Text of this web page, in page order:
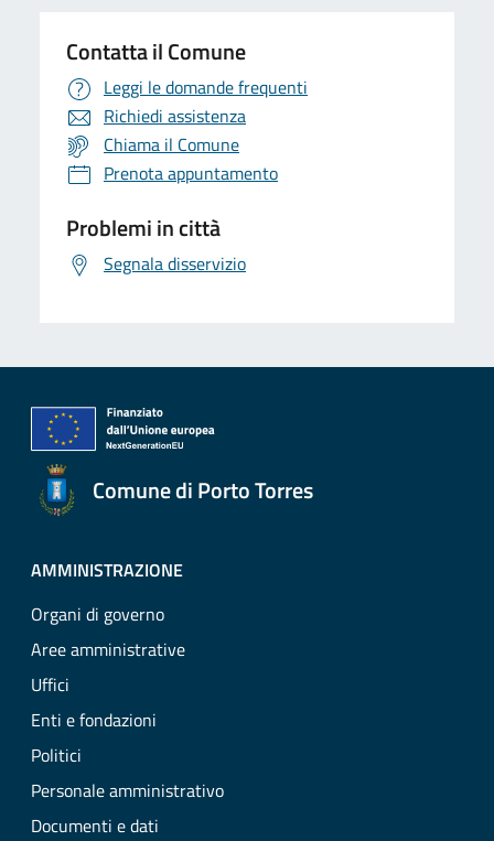
Contatta il Comune
Leggi le domande frequenti
Richiedi assistenza
Chiama il Comune
Prenota appuntamento
Problemi in città
Segnala disservizio
Comune di Porto Torres
AMMINISTRAZIONE
Organi di governo
Aree amministrative
Uffici
Enti e fondazioni
Politici
Personale amministrativo
Documenti e dati